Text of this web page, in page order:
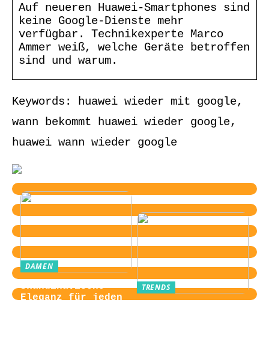
Auf neueren Huawei-Smartphones sind
keine Google-Dienste mehr
verfügbar. Technikexperte Marco
Ammer weiß, welche Geräte betroffen
sind und warum.
Keywords: huawei wieder mit google,
wann bekommt huawei wieder google,
huawei wann wieder google
DAMEN
Skandinavische
Eleganz für jeden
TRENDS